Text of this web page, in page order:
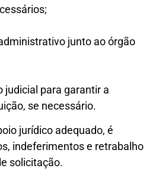
junto ao órgão
judicial para garantir a
se necessário.
jurídico adequado, é
indeferimentos e retrabalho
solicitação.